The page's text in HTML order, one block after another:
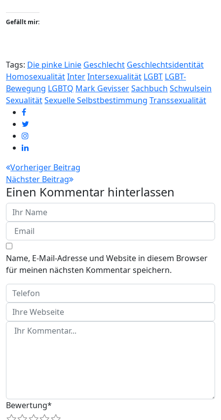
Gefällt mir:
Tags: Die pinke Linie Geschlecht Geschlechtsidentität
HomosexualitätInterIntersexualität LGBT LGBT-
Bewegung LGBTQ Mark GevisserSachbuch Schwulsein
SexualitätSexuelle Selbstbestimmung Transsexualität
Beitragsnavigation
Vorheriger Beitrag
Nächster Beitrag
Einen Kommentar hinterlassen
Name, E-Mail-Adresse und Website in diesem Browser
für meinen nächsten Kommentar speichern.
Bewertung*